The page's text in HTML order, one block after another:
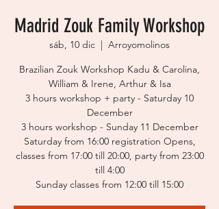
Madrid Zouk Family Workshop
sáb, 10 dic
  |
Arroyomolinos
Brazilian Zouk Workshop Kadu & Carolina,
William & Irene, Arthur & Isa
3 hours workshop + party - Saturday 10
December
3 hours workshop - Sunday 11 December
Saturday from 16:00 registration Opens,
classes from 17:00 till 20:00, party from 23:00
till 4:00